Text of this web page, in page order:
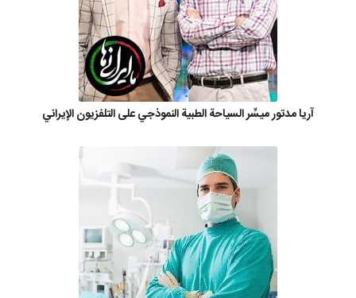
آريا مدتور ميسِّر السياحة الطبية النموذجي على التلفزيون الإيراني